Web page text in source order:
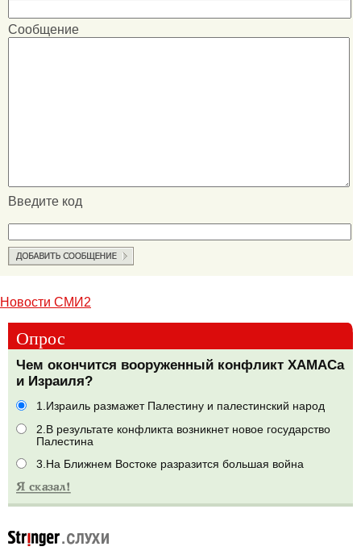
Сообщение
Введите код
Новости СМИ2
Опрос
Чем окончится вооруженный конфликт ХАМАСа
и Израиля?
1.Израиль размажет Палестину и палестинский народ
2.В результате конфликта возникнет новое государство
Палестина
3.На Ближнем Востоке разразится большая война